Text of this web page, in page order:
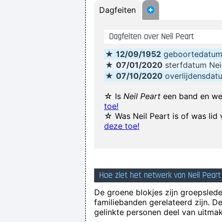
If I ever get to go to
. And these children that you
This is one place were
and contruct your framework
There are
It was a very formative time for
If this word "music" is sacred and
I'm investing in a company that has
Dagfeiten
Dagfeiten over Neil Peart
★ 12/09/1952
★ 07/01/2020 sterfdatum
★ 07/10/2020
☆ Is Neil Peart een band en
toe!
☆ Was Neil Peart is of was lid
deze toe!
Hoe ziet het netwerk van Neil
De groene blokjes zijn
familiebanden gerelateerd zijn.
gelinkte personen deel van